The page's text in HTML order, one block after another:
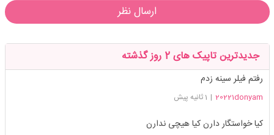
ارسال نظر
جدیدترین تاپیک های 2 روز گذشته
رفتم فیلر سینه زدم
20221donyam
| 1 ثانیه پیش
کیا خواستگار دارن کیا هیچی ندارن